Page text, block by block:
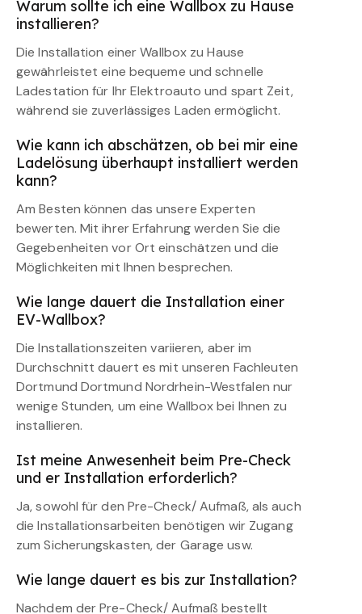
Warum sollte ich eine Wallbox zu Hause
installieren?
Die Installation einer Wallbox zu Hause
gewährleistet eine bequeme und schnelle
Ladestation für Ihr Elektroauto und spart Zeit,
während sie zuverlässiges Laden ermöglicht.
Wie kann ich abschätzen, ob bei mir eine
Ladelösung überhaupt installiert werden
kann?
Am Besten können das unsere Experten
bewerten. Mit ihrer Erfahrung werden Sie die
Gegebenheiten vor Ort einschätzen und die
Möglichkeiten mit Ihnen besprechen.
Wie lange dauert die Installation einer
EV-Wallbox?
Die Installationszeiten variieren, aber im
Durchschnitt dauert es mit unseren Fachleuten
Dortmund Dortmund Nordrhein-Westfalen nur
wenige Stunden, um eine Wallbox bei Ihnen zu
installieren.
Ist meine Anwesenheit beim Pre-Check
und er Installation erforderlich?
Ja, sowohl für den Pre-Check/ Aufmaß, als auch
die Installationsarbeiten benötigen wir Zugang
zum Sicherungskasten, der Garage usw.
Wie lange dauert es bis zur Installation?
Nachdem der Pre-Check/ Aufmaß bestellt